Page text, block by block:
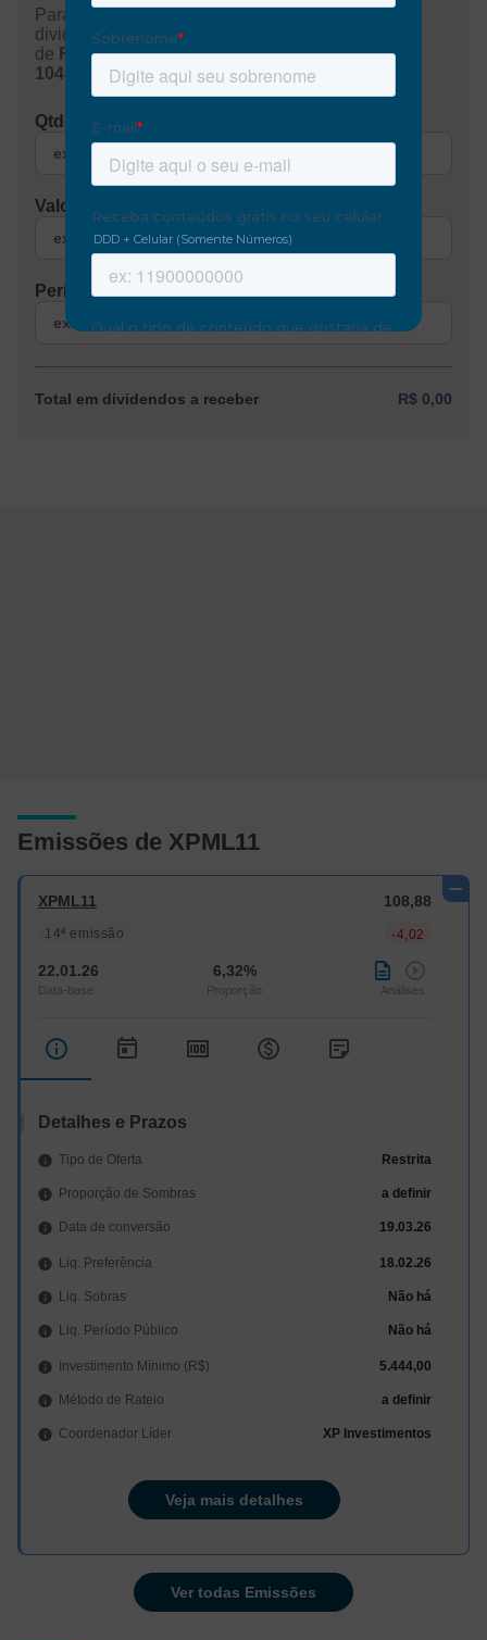
Para a base do cálculo utilizamos a média dos
dividendos pagos dos últimos 12 meses no valor
de R$ 0,92e a cotação atual no valor deR$
104,55
Qtde de papéis
Valor investido (R$)
Período (meses)
Total em dividendos a receber R$ 0,00
Emissões de XPML11
XPML11
14ª emissão
108,88
-4,02
22.01.26 6,32%
Detalhes e Prazos
Tipo de Oferta Restrita
Proporção de Sombras a definir
Data de conversão 19.03.26
Liq. Preferência 18.02.26
Liq. Sobras Não há
Liq. Período Público Não há
Investimento Mínimo (R$) 5.444,00
Método de Rateio a definir
Coordenador Líder XP Investimentos
Veja mais detalhes
Ver todas Emissões